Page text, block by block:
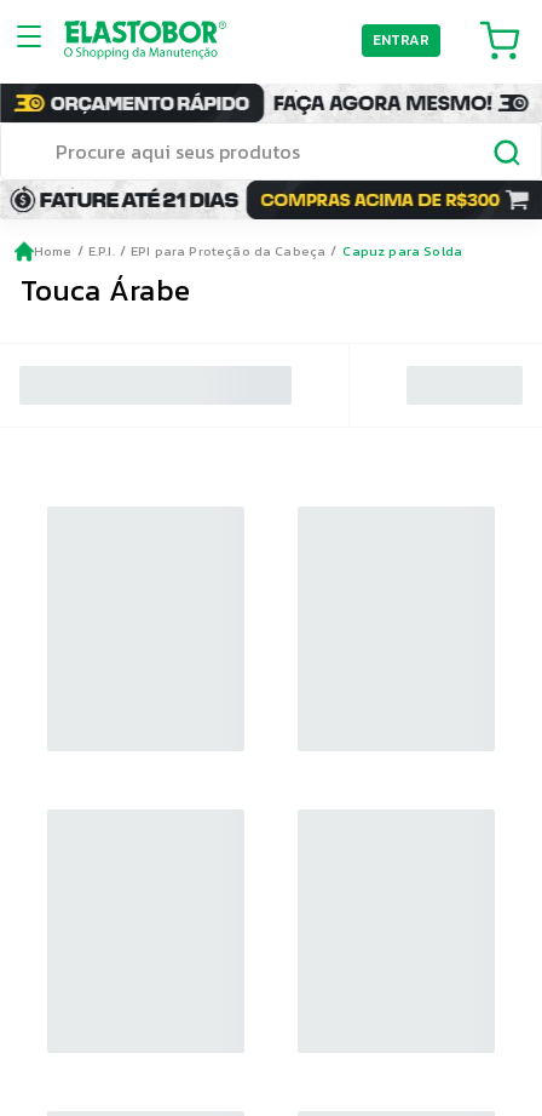
ENTRAR
Home E.P.I. EPI para Proteção da Cabeça Capuz para Solda
Touca Árabe